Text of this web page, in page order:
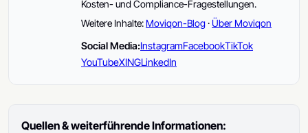
Kosten- und Compliance-Fragestellungen.
Weitere Inhalte:Moviqon-Blog·Über Moviqon
Social Media:InstagramFacebookTikTok
YouTubeXINGLinkedIn
Quellen & weiterführende Informationen: